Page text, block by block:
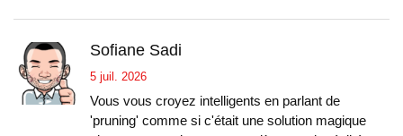
Sofiane Sadi
5 juil. 2026
Vous vous croyez intelligents en parlant de
'pruning' comme si c'était une solution magique